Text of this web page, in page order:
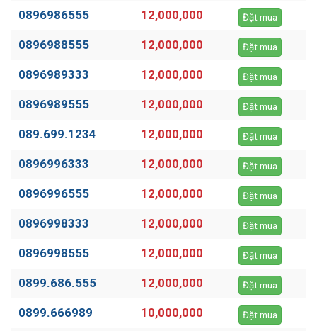
0896986555 12,000,000 Đặt mua
0896988555 12,000,000 Đặt mua
0896989333 12,000,000 Đặt mua
0896989555 12,000,000 Đặt mua
089.699.1234 12,000,000 Đặt mua
0896996333 12,000,000 Đặt mua
0896996555 12,000,000 Đặt mua
0896998333 12,000,000 Đặt mua
0896998555 12,000,000 Đặt mua
0899.686.555 12,000,000 Đặt mua
0899.666989 10,000,000 Đặt mua